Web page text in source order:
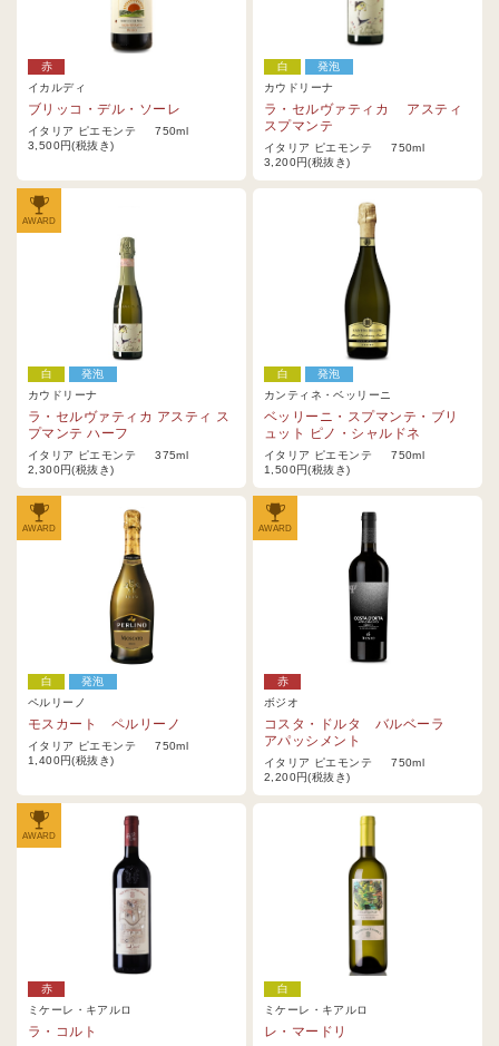
赤
イカルディ
ブリッコ・デル・ソーレ
イタリア ピエモンテ 750ml
3,500円(税抜き)
白
発泡
カウドリーナ
ラ・セルヴァティカ アスティ
スプマンテ
イタリア ピエモンテ 750ml
3,200円(税抜き)
AWARD
白
発泡
カウドリーナ
ラ・セルヴァティカ アスティ ス
プマンテ ハーフ
イタリア ピエモンテ 375ml
2,300円(税抜き)
白
発泡
カンティネ・ベッリーニ
ベッリーニ・スプマンテ・ブリ
ュット ピノ・シャルドネ
イタリア ピエモンテ 750ml
1,500円(税抜き)
AWARD
白
発泡
ペルリーノ
モスカート ペルリーノ
イタリア ピエモンテ 750ml
1,400円(税抜き)
AWARD
赤
ボジオ
コスタ・ドルタ バルベーラ
アパッシメント
イタリア ピエモンテ 750ml
2,200円(税抜き)
AWARD
赤
ミケーレ・キアルロ
ラ・コルト
白
ミケーレ・キアルロ
レ・マードリ